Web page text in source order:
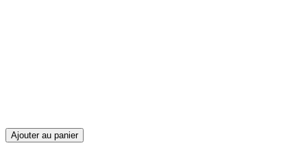
Ajouter au panier